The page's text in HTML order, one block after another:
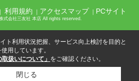
利用規約 アクセスマップ PCサイト
式会社三友社 本店 All rights reserved.
ト利用状況把握、サービス向上検討を目的と
用しています。
取扱いについて」 をご確認ください。
閉じる